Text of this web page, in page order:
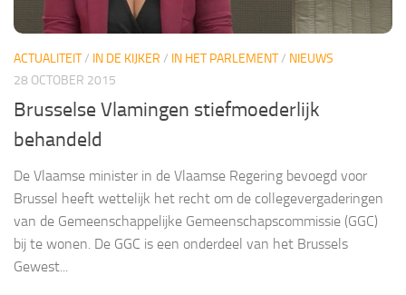
ACTUALITEIT/ IN DE KIJKER / IN HET PARLEMENT/ NIEUWS
28 OCTOBER 2015
Brusselse Vlamingen stiefmoederlijk
behandeld
De Vlaamse minister in de Vlaamse Regering bevoegd voor
Brussel heeft wettelijk het recht om de collegevergaderingen
van de Gemeenschappelijke Gemeenschapscommissie (GGC)
bij te wonen. De GGC is een onderdeel van het Brussels
Gewest...